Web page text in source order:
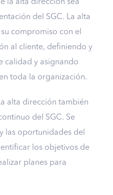
la alta dirección sea
del SGC. La alta
compromiso con el
al cliente, definiendo y
calidad y asignando
toda la organización.
alta dirección también
del SGC. Se
las oportunidades del
los objetivos de
planes para